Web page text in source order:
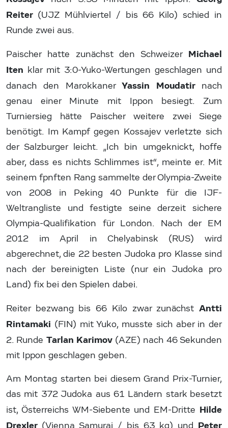
Reiter (UJZ Mühlviertel / bis 66 Kilo) schied in
Runde zwei aus.
Paischer hatte zunächst den Schweizer Michael
Iten klar mit 3:0-Yuko-Wertungen geschlagen und
danach den MarokkanerYassin Moudatir nach
genau einer Minute mit Ippon besiegt. Zum
Turniersieg hätte Paischer weitere zwei Siege
benötigt. Im Kampf gegen Kossajev verletzte sich
der Salzburger leicht. „Ich bin umgeknickt, hoffe
aber, dass es nichts Schlimmes ist“, meinte er. Mit
seinem fpnften Rang sammelte der Olympia-Zweite
von 2008 in Peking 40 Punkte für die IJF-
Weltrangliste und festigte seine derzeit sichere
Olympia-Qualifikation für London. Nach der EM
2012 im April in Chelyabinsk (RUS) wird
abgerechnet, die 22 besten Judoka pro Klasse sind
nach der bereinigten Liste (nur ein Judoka pro
Land) fix bei den Spielen dabei.
Reiter bezwang bis 66 Kilo zwar zunächst Antti
Rintamaki (FIN) mit Yuko, musste sich aber in der
2. Runde Tarlan Karimov (AZE) nach 46 Sekunden
mit Ippon geschlagen geben.
Am Montag starten bei diesem Grand Prix-Turnier,
das mit 372 Judoka aus 61 Ländern stark besetzt
ist, Österreichs WM-Siebente und EM-Dritte Hilde
Drexler (Vienna Samurai / bis 63 kg) und Peter